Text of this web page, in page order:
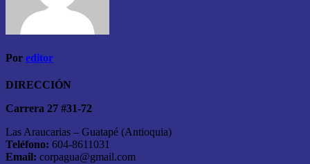
Por editor
DIRECCIÓN
Carrera 27 #31-72
Las Araucarias – Guatapé (Antioquia)
Teléfono: 604-8611031
Email: corpagua@gmail.com